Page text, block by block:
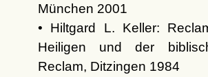
München 2001
• Hiltgard L. Keller:
Heiligen und der
Reclam, Ditzingen 1984